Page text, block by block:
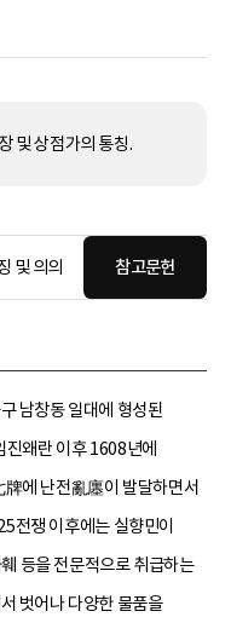
및 상점가의 통칭.
및 의의 참고문헌
남창동 일대에 형성된
왜란 이후 1608년에
에 난전亂廛이 발달하면서
전쟁 이후에는 실향민이
등을 전문적으로 취급하는
벗어나 다양한 물품을